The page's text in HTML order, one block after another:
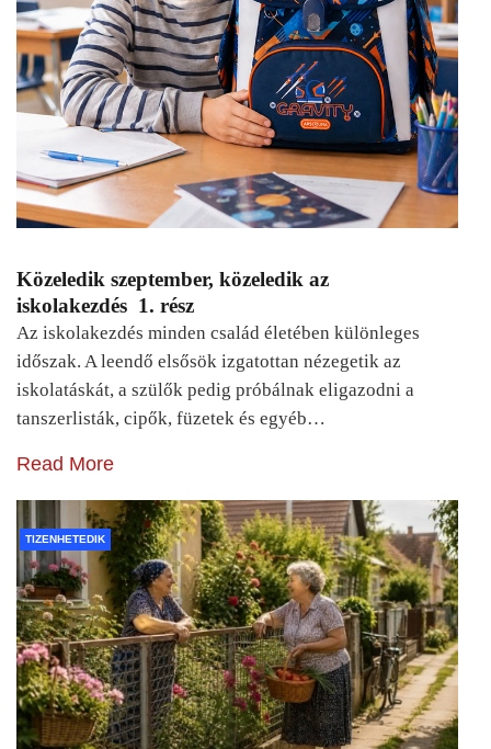
Közeledik szeptember, közeledik az
iskolakezdés 1. rész
Az iskolakezdés minden család életében különleges
időszak. A leendő elsősök izgatottan nézegetik az
iskolatáskát, a szülők pedig próbálnak eligazodni a
tanszerlisták, cipők, füzetek és egyéb…
Read More
TIZENHETEDIK